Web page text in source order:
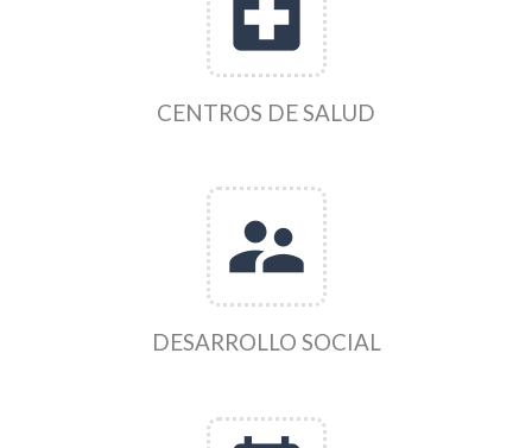
CENTROS DE SALUD
supervisor_account
DESARROLLO SOCIAL